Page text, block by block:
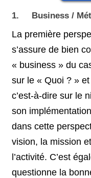
1. Business /
La première
s’assure de bien
« business » du
sur le « Quoi ? »
c’est-à-dire sur le
son
dans cette
vision, la mission
l’activité. C’est
questionne la